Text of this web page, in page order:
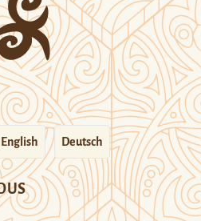
English Deutsch